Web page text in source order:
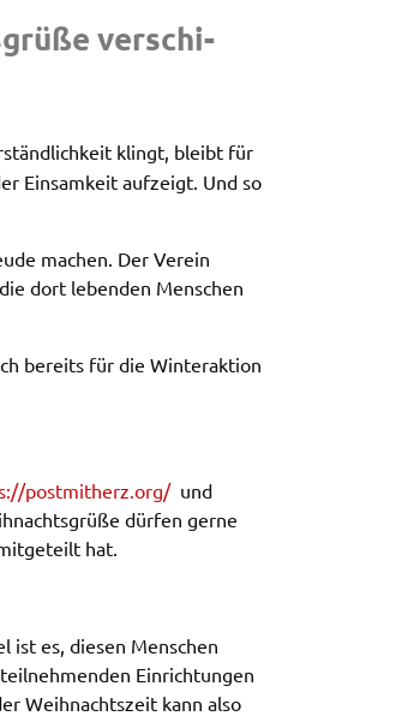
verschi­
klingt, bleibt für
Einsam­keit aufzeigt. Und so
machen. Der Verein
dort leben­den Menschen
bereits für die Winter­ak­ti­on
​postmitherz.​org/und
dürfen gerne
hat.
ist es, diesen Menschen
Einrich­tun­gen
Weih­nachts­zeit kann also